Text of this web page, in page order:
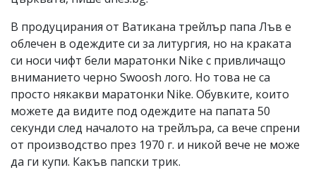
моля
сигнализирайте
ни!
В продуцирания от Ватикана трейлър папа Лъв е
облечен в одеждите си за литургия, но на краката
си носи чифт бели маратонки Nike с привличащо
вниманието черно Swoosh лого. Но това не са
просто някакви маратонки Nike. Обувките, които
можете да видите под одеждите на папата 50
секунди след началото на трейлъра, са вече спрени
от производство през 1970 г. и никой вече не може
да ги купи. Какъв папски трик.